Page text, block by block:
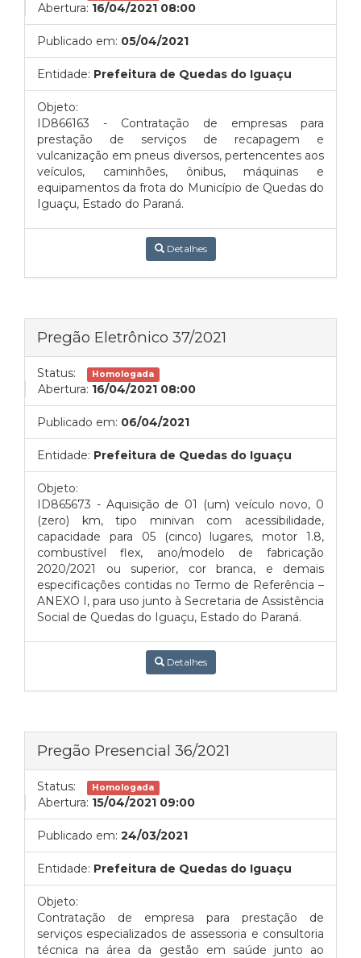
Abertura: 16/04/2021 08:00
Publicado em: 05/04/2021
Entidade: Prefeitura de Quedas do Iguaçu
Objeto:
ID866163 - Contratação de empresas para
prestação de serviços de recapagem e
vulcanização em pneus diversos, pertencentes aos
veículos, caminhões, ônibus, máquinas e
equipamentos da frota do Município de Quedas do
Iguaçu, Estado do Paraná.
Detalhes
Pregão Eletrônico 37/2021
Status: Homologada
Abertura: 16/04/2021 08:00
Publicado em: 06/04/2021
Entidade: Prefeitura de Quedas do Iguaçu
Objeto:
ID865673 - Aquisição de 01 (um) veículo novo, 0
(zero) km, tipo minivan com acessibilidade,
capacidade para 05 (cinco) lugares, motor 1.8,
combustível flex, ano/modelo de fabricação
2020/2021 ou superior, cor branca, e demais
especificações contidas no Termo de Referência –
ANEXO I, para uso junto à Secretaria de Assistência
Social de Quedas do Iguaçu, Estado do Paraná.
Detalhes
Pregão Presencial 36/2021
Status: Homologada
Abertura: 15/04/2021 09:00
Publicado em: 24/03/2021
Entidade: Prefeitura de Quedas do Iguaçu
Objeto:
Contratação de empresa para prestação de
serviços especializados de assessoria e consultoria
técnica na área da gestão em saúde junto ao